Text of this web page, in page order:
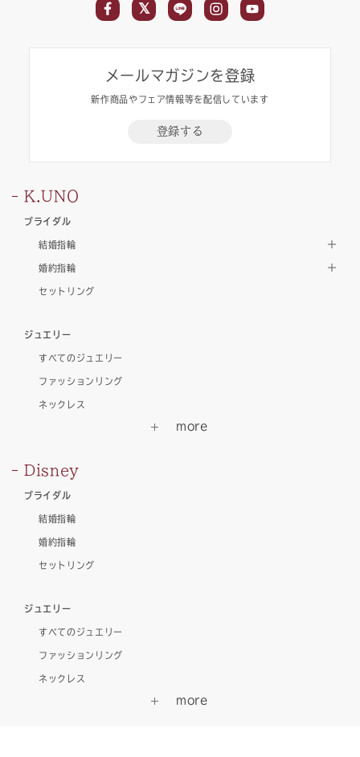
メールマガジンを登録
新作商品やフェア情報等を配信しています
登録する
K.UNO
ブライダル
結婚指輪
婚約指輪
セットリング
ジュエリー
すべてのジュエリー
ファッションリング
ネックレス
Disney
ブライダル
結婚指輪
婚約指輪
セットリング
ジュエリー
すべてのジュエリー
ファッションリング
ネックレス